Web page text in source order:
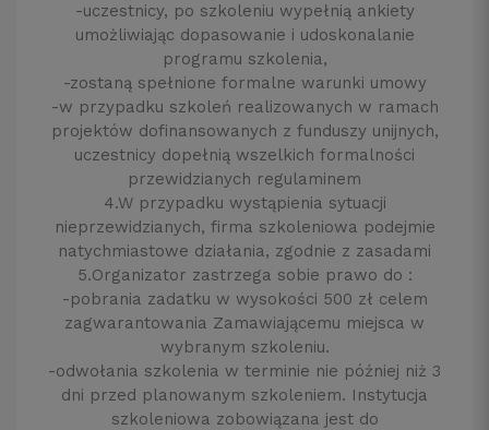
-uczestnicy, po szkoleniu wypełnią ankiety
umożliwiając dopasowanie i udoskonalanie
programu szkolenia,
-zostaną spełnione formalne warunki umowy
-w przypadku szkoleń realizowanych w ramach
projektów dofinansowanych z funduszy unijnych,
uczestnicy dopełnią wszelkich formalności
przewidzianych regulaminem
4.W przypadku wystąpienia sytuacji
nieprzewidzianych, firma szkoleniowa podejmie
natychmiastowe działania, zgodnie z zasadami
5.Organizator zastrzega sobie prawo do :
-pobrania zadatku w wysokości 500 zł celem
zagwarantowania Zamawiającemu miejsca w
wybranym szkoleniu.
-odwołania szkolenia w terminie nie później niż 3
dni przed planowanym szkoleniem. Instytucja
szkoleniowa zobowiązana jest do